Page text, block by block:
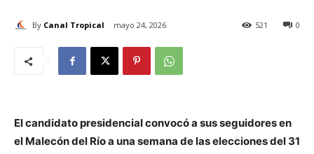
By Canal Tropical mayo 24, 2026 0
521
El candidato presidencial convocó a sus seguidores en
el Malecón del Río a una semana de las elecciones del 31